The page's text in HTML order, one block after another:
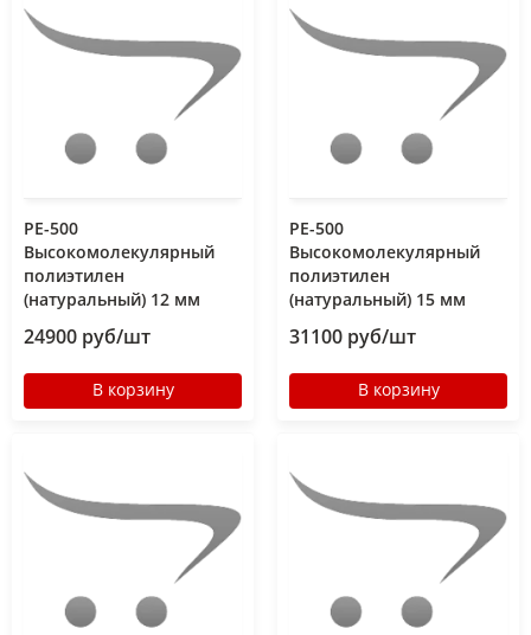
РЕ-500
Высокомолекулярный
полиэтилен
(натуральный) 12 мм
24900 руб/шт
В корзину
РЕ-500
Высокомолекулярный
полиэтилен
(натуральный) 15 мм
31100 руб/шт
В корзину